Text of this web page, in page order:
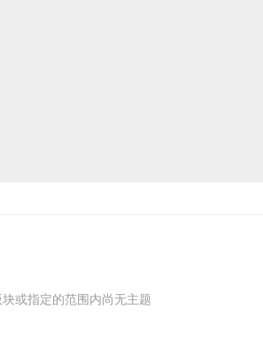
或指定的范围内尚无主题